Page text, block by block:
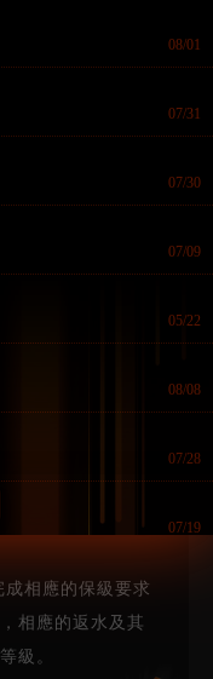
升條件的貴賓
可每月晉升一
，當月投注需要
半以上)。如果
相應的保級要求
相應的返水及其
級。
08/01
07/31
07/30
07/09
05/22
08/08
07/28
07/19